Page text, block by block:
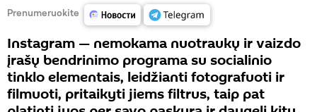
Prenumeruokite
Instagram — nemokama nuotraukų ir vaizdo
įrašų bendrinimo programa su socialinio
tinklo elementais, leidžianti fotografuoti ir
filmuoti, pritaikyti jiems filtrus, taip pat